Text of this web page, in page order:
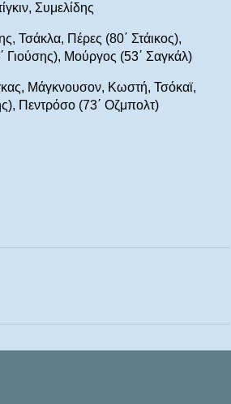
Συμελίδης
Τσάκλα, Πέρες (80΄ Στάικος),
Γιούσης), Μούργος (53΄ Σαγκάλ)
Μάγκνουσον, Κωστή, Τσόκαϊ,
Πεντρόσο (73΄ Οζμπολτ)